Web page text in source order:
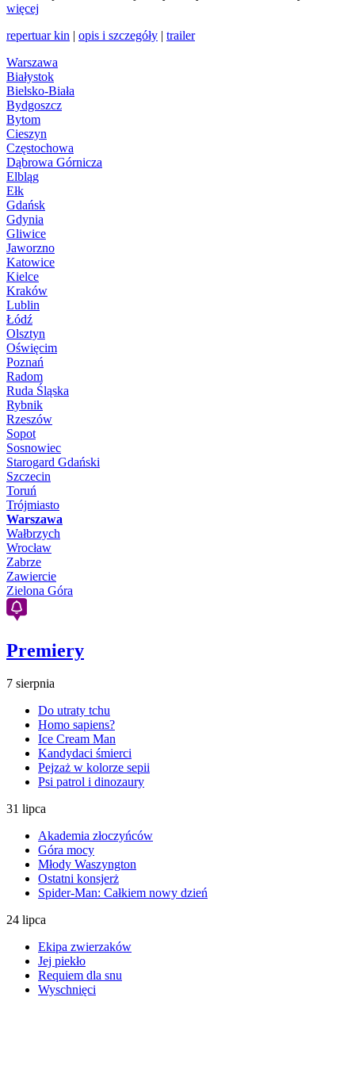
więcej
repertuar kin | opis i szczegóły | trailer
Warszawa
Białystok
Bielsko-Biała
Bydgoszcz
Bytom
Cieszyn
Częstochowa
Dąbrowa Górnicza
Elbląg
Ełk
Gdańsk
Gdynia
Gliwice
Jaworzno
Katowice
Kielce
Kraków
Lublin
Łódź
Olsztyn
Oświęcim
Poznań
Radom
Ruda Śląska
Rybnik
Rzeszów
Sopot
Sosnowiec
Starogard Gdański
Szczecin
Toruń
Trójmiasto
Warszawa
Wałbrzych
Wrocław
Zabrze
Zawiercie
Zielona Góra
Premiery
7 sierpnia
Do utraty tchu
Homo sapiens?
Ice Cream Man
Kandydaci śmierci
Pejzaż w kolorze sepii
Psi patrol i dinozaury
31 lipca
Akademia złoczyńców
Góra mocy
Młody Waszyngton
Ostatni konsjerż
Spider-Man: Całkiem nowy dzień
24 lipca
Ekipa zwierzaków
Jej piekło
Requiem dla snu
Wyschnięci